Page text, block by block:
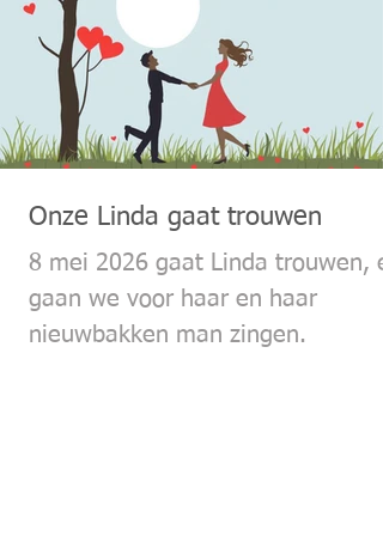
Onze Linda gaat trouwen
8 mei 2026 gaat Linda trouwen,
gaan we voor haar en haar
nieuwbakken man zingen.